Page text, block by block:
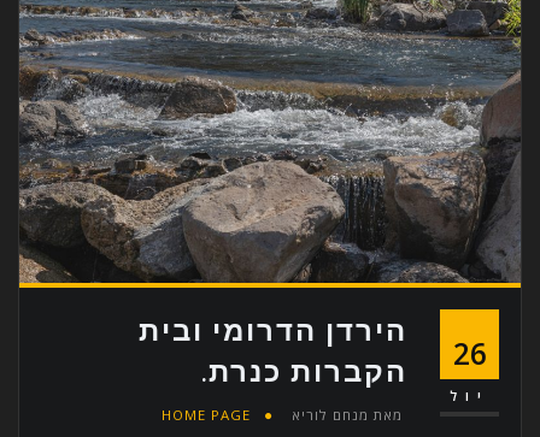
26
יול
הירדן הדרומי ובית
הקברות כנרת.
מאת מנחם לוריא HOME PAGE